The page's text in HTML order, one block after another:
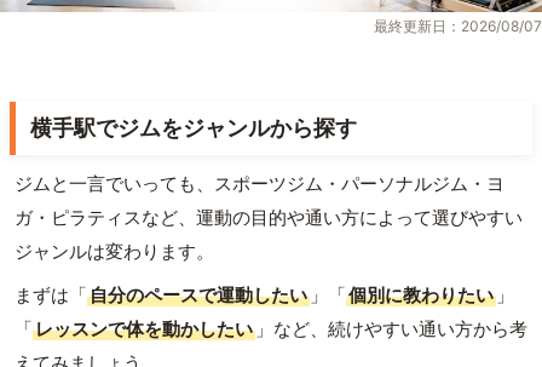
最終更新日：2026/08/07
横手駅でジムをジャンルから探す
ジムと一言でいっても、スポーツジム・パーソナルジム・ヨ
ガ・ピラティスなど、運動の目的や通い方によって選びやすい
ジャンルは変わります。
まずは「自分のペースで運動したい 」「個別に教わりたい 」
「レッスンで体を動かしたい 」など、続けやすい通い方から考